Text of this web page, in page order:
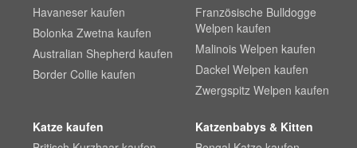
Havaneser kaufen
Bolonka Zwetna kaufen
Australian Shepherd kaufen
Border Collie kaufen
Französische Bulldogge
Welpen kaufen
Malinois Welpen kaufen
Dackel Welpen kaufen
Zwergspitz Welpen kaufen
Katze kaufen
Katzenbabys & Kitten